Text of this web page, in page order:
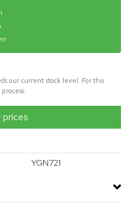
our current stock level. For this
prices
YGN721